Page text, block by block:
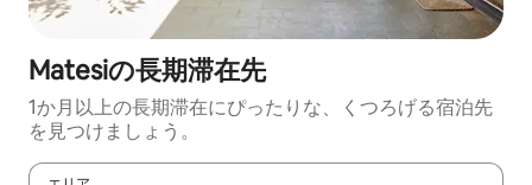
Matesiの長期滞在先
1か月以上の長期滞在にぴったりな、くつろげる宿泊先
を見つけましょう。